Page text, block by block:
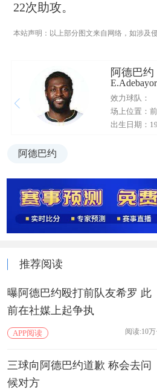
22次助攻。
本站声明：以上部分图文来自网络，如涉及
阿德巴约
E.Adebayor
效力球队：
场上位置：
出生日期：
阿德巴约
推荐阅读
曝阿德巴约殴打前队友希罗 此
前在社媒上起争执
APP阅读 阅读:10万
三球向阿德巴约道歉 称会去问
候对方